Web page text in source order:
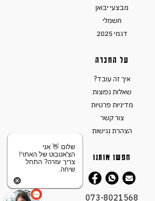
מבצעי יבואן
חשמלי
דגמי 2025
על החברה
איך זה עובד?
שאלות נפוצות
מדיניות פרטיות
צור קשר
הצהרת נגישות
חפשו אותנו
073-8021568
שלום 👋 אני
הצ'אטבוט של האתר!
צריך עזרה? התחל
שיחה.